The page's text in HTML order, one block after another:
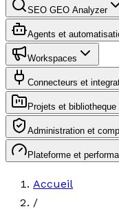
SEO GEO Analyzer
Agents et
Workspaces
Connecteurs et
Projets et bibliotheque
Administration et
Plateforme et
Accueil
/